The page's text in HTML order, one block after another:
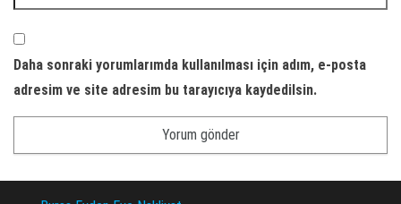
Daha sonraki yorumlarımda kullanılması için adım, e-posta
adresim ve site adresim bu tarayıcıya kaydedilsin.